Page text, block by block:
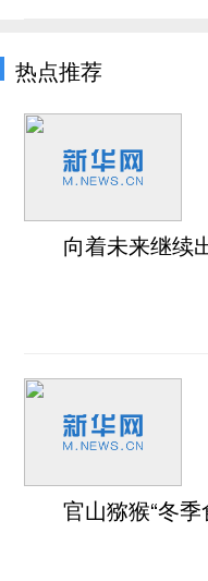
热点推荐
向着未来继续
官山猕猴“冬季